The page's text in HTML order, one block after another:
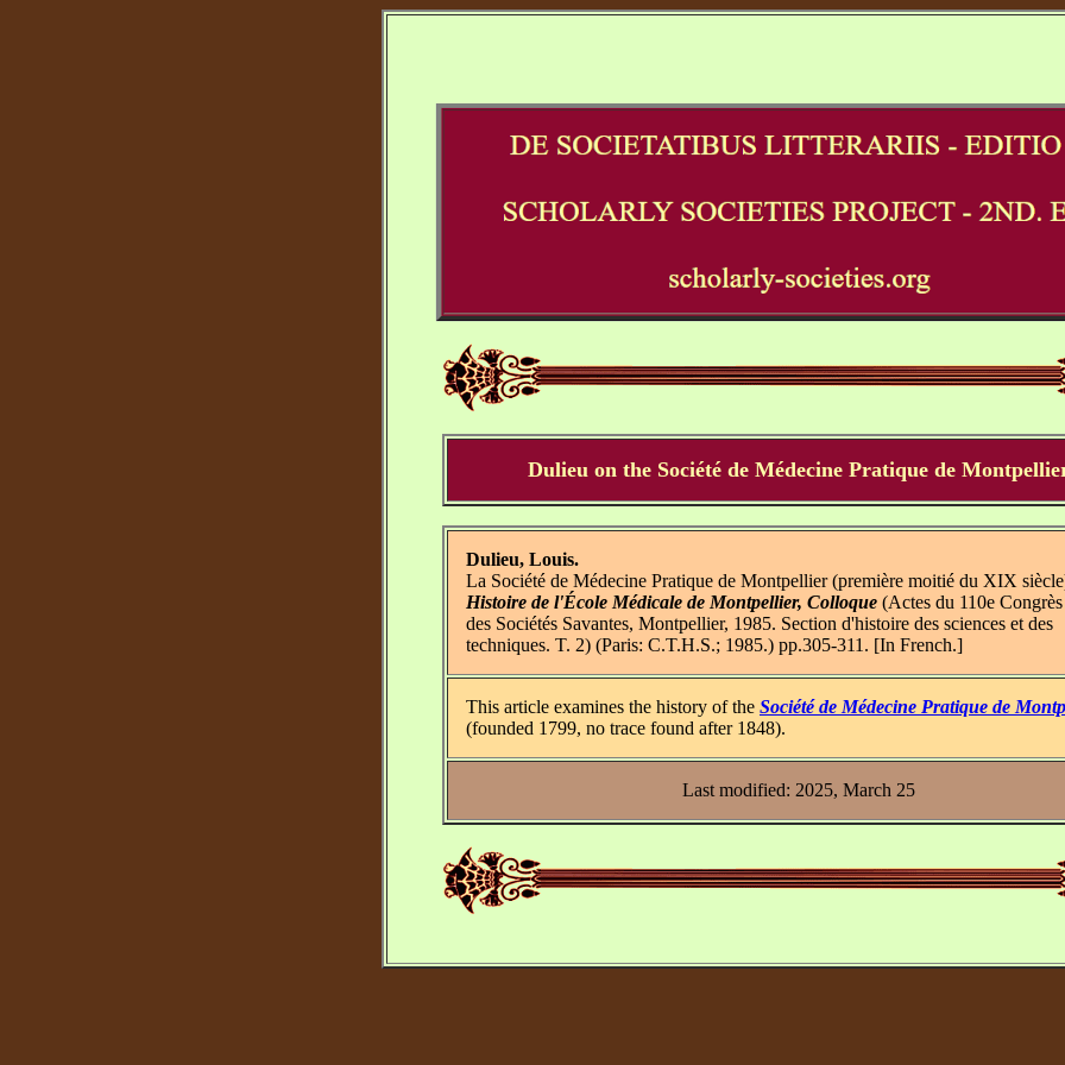
Dulieu on the Société de Médecine Pratique de
Dulieu, Louis.
La Société de Médecine Pratique de Montpellier (première moitié du XIX
Histoire de l'École Médicale de Montpellier, Colloque (Actes du 110e
des Sociétés Savantes, Montpellier, 1985. Section d'histoire des sciences et des
techniques. T. 2) (Paris: C.T.H.S.; 1985.) pp.305-311. [In French.]
This article examines the history of the Société de Médecine Pratique de
(founded 1799, no trace found after 1848).
Last modified: 2025, March 25